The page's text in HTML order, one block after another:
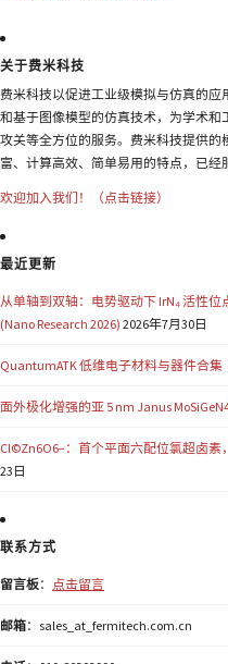
关于费米科技
费米科技以促进工业级模拟与仿真的
和基于图像模型的仿真技术，为学术
攻关等全方位的服务。费米科技提供
富、计算高效、简单易用的特点，已经
欢迎加入我们！（点击链接）
最近更新
从单轴到双轴：电势驱动下 IrN₄ 活性
(Nano Research 2026) 2026年7月30日
QuantumATK 低维电子材料与器件合集
面外极化增强的亚 5 nm Janus
Cl©Zn6O6−：首个平面六配位氯超卤
23日
联系方式
留言板： 点击留言
邮箱：sales_at_fermitech.com.cn